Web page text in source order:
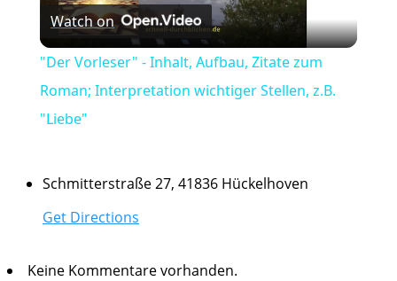
Video
Watch on
"Der Vorleser" - Inhalt, Aufbau, Zitate zum
Roman; Interpretation wichtiger Stellen, z.B.
"Liebe"
Schmitterstraße 27, 41836 Hückelhoven
Get Directions
Keine Kommentare vorhanden.